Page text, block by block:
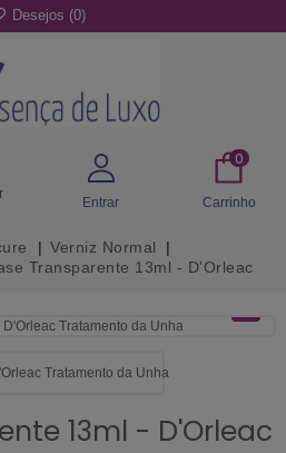
Desejos (0)
Entrar
0
Carrinho
Verniz Normal
Transparente 13ml - D'Orleac
13ml - D'Orleac